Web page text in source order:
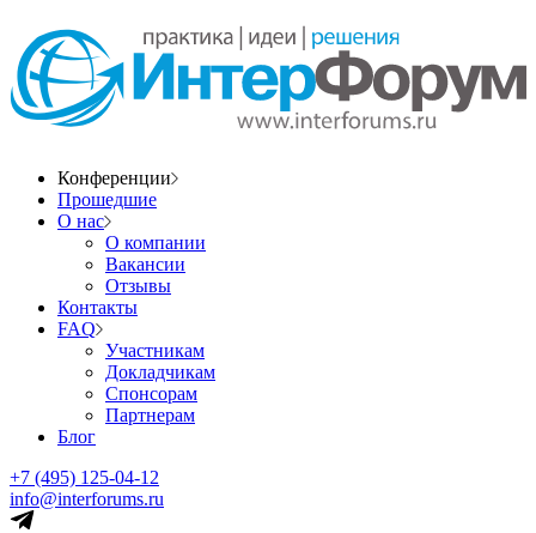
Конференции
Прошедшие
О нас
О компании
Вакансии
Отзывы
Контакты
FAQ
Участникам
Докладчикам
Спонсорам
Партнерам
Блог
+7 (495) 125-04-12
info@interforums.ru